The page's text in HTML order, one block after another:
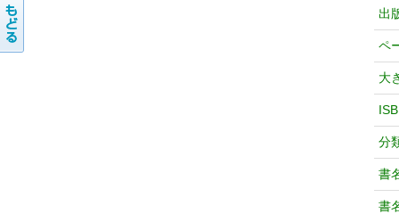
出
ペ
大
分
書
書